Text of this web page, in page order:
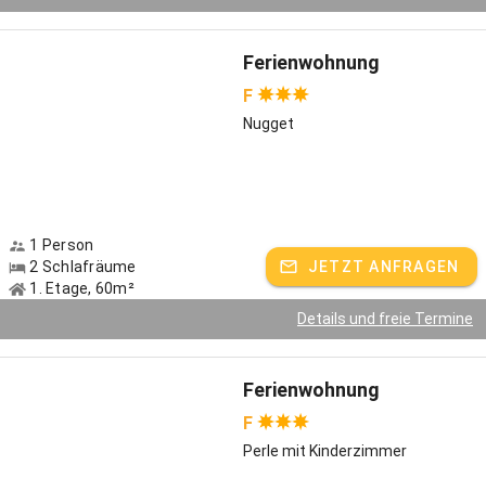
Wald nach Notzenhausen zum Biohof Kreitmair. Besonders ans
Herz legen wir einen Ausflug zum Kloster Weltenburg an der Donau,
in die Studentenstadt Regensburg, die zum UNESCO Welterbe
Für Familien: Archäologisches Museum in Kehlheim
Für Kulturinteressierte: Livemusik im Schloss Ratzenhofen
Für Wanderer: Hopfen- und Bierlehrpfad auf 12 Kilometern
Deutsch, Englisch
Ferienwohnung
F
Nugget
1 Person
2 Schlafräume
1. Etage, 60m²
JETZT ANFRAGEN
Details und freie Termine
Ferienwohnung
F
Perle mit Kinderzimmer